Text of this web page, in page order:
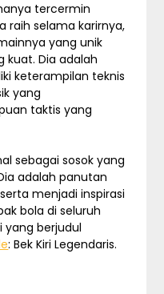
tercermin
raih selama karirnya,
yang unik
kuat. Dia adalah
keterampilan teknis
yang
taktis yang
sebagai sosok yang
adalah panutan
menjadi inspirasi
bola di seluruh
yang berjudul
: Bek Kiri Legendaris.